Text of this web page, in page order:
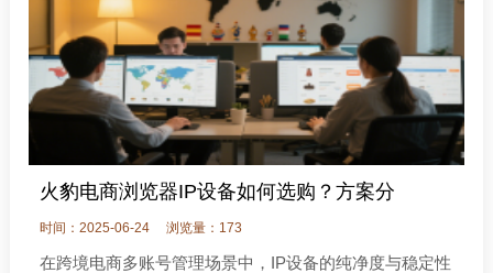
火豹电商浏览器IP设备如何选购？方案分
时间：2025-06-24 浏览量：173
在跨境电商多账号管理场景中，IP设备的纯净度与稳定性